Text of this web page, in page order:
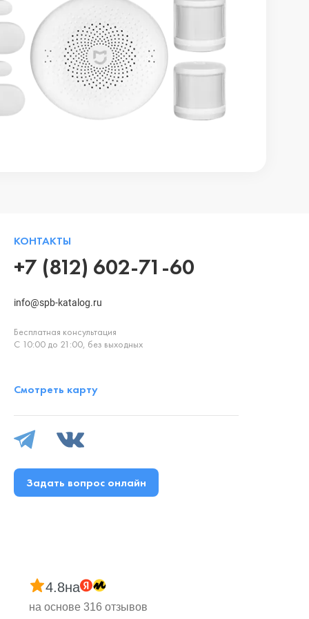
КОНТАКТЫ
+7 (812) 602-71-60
info@spb-katalog.ru
Бесплатная консультация
С 10:00 до 21:00, без выходных
Смотреть карту
Задать вопрос онлайн
4.8на
на основе 316 отзывов